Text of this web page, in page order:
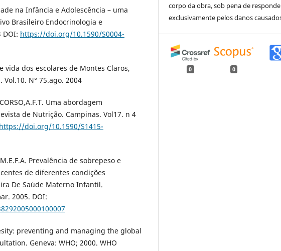
na Infância e Adolescência – uma
Brasileiro Endocrinologia e
DOI: https://doi.org/10.1590/S0004-
vida dos escolares de Montes Claros,
N° 75.ago. 2004
Uma abordagem
de Nutrição. Campinas. Vol17. n 4
https://doi.org/10.1590/S1415-
Prevalência de sobrepeso e
de diferentes condições
De Saúde Materno Infantil.
2005. DOI:
preventing and managing the global
Geneva: WHO; 2000. WHO
corpo da obra, sob pena de
exclusivamente pelos danos
0 0